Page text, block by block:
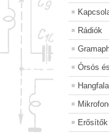
Rádiók
Órsós
Erősítők